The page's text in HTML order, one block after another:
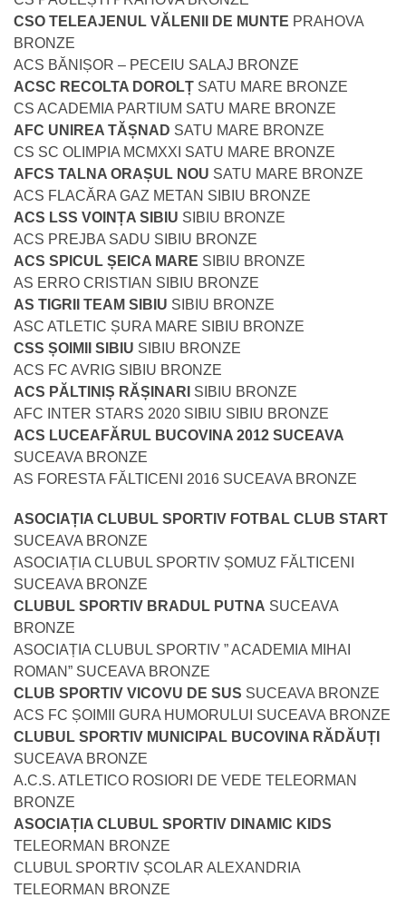
CSO TELEAJENUL VĂLENII DE MUNTE PRAHOVA
BRONZE
ACS BĂNIȘOR – PECEIU SALAJ BRONZE
ACSC RECOLTA DOROLȚ SATU MARE BRONZE
CS ACADEMIA PARTIUM SATU MARE BRONZE
AFC UNIREA TĂȘNAD SATU MARE BRONZE
CS SC OLIMPIA MCMXXI SATU MARE BRONZE
AFCS TALNA ORAȘUL NOU SATU MARE BRONZE
ACS FLACĂRA GAZ METAN SIBIU BRONZE
ACS LSS VOINȚA SIBIU SIBIU BRONZE
ACS PREJBA SADU SIBIU BRONZE
ACS SPICUL ȘEICA MARE SIBIU BRONZE
AS ERRO CRISTIAN SIBIU BRONZE
AS TIGRII TEAM SIBIU SIBIU BRONZE
ASC ATLETIC ȘURA MARE SIBIU BRONZE
CSS ȘOIMII SIBIU SIBIU BRONZE
ACS FC AVRIG SIBIU BRONZE
ACS PĂLTINIȘ RĂȘINARI SIBIU BRONZE
AFC INTER STARS 2020 SIBIU SIBIU BRONZE
ACS LUCEAFĂRUL BUCOVINA 2012 SUCEAVA
SUCEAVA BRONZE
AS FORESTA FĂLTICENI 2016 SUCEAVA BRONZE
ASOCIAȚIA CLUBUL SPORTIV FOTBAL CLUB START
SUCEAVA BRONZE
ASOCIAȚIA CLUBUL SPORTIV ȘOMUZ FĂLTICENI
SUCEAVA BRONZE
CLUBUL SPORTIV BRADUL PUTNA SUCEAVA
BRONZE
ASOCIAȚIA CLUBUL SPORTIV ” ACADEMIA MIHAI
ROMAN” SUCEAVA BRONZE
CLUB SPORTIV VICOVU DE SUS SUCEAVA BRONZE
ACS FC ȘOIMII GURA HUMORULUI SUCEAVA BRONZE
CLUBUL SPORTIV MUNICIPAL BUCOVINA RĂDĂUȚI
SUCEAVA BRONZE
A.C.S. ATLETICO ROSIORI DE VEDE TELEORMAN
BRONZE
ASOCIAȚIA CLUBUL SPORTIV DINAMIC KIDS
TELEORMAN BRONZE
CLUBUL SPORTIV ȘCOLAR ALEXANDRIA
TELEORMAN BRONZE